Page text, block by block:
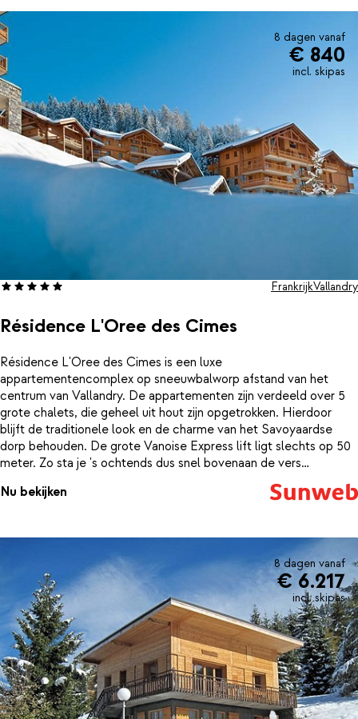
8 dagen vanaf
€ 840
incl. skipas
Résidence L'Oree des Cimes
FrankrijkVallandry
Résidence L'Oree des Cimes is een luxe
appartementencomplex op sneeuwbalworp afstand van het
centrum van Vallandry. De appartementen zijn verdeeld over 5
grote chalets, die geheel uit hout zijn opgetrokken. Hierdoor
blijft de traditionele look en de charme van het Savoyaardse
dorp behouden. De grote Vanoise Express lift ligt slechts op 50
meter. Zo sta je 's ochtends dus snel bovenaan de vers
geprepareerde pistes. De appartementen zijn ruim, zeer
smaakvol ingericht en voorzien van alle comfort. In de open
avond door in de sauna, jacuzzi, hamam of zwembad. Zo sluit je je
dag weer helemaal relaxed af.De résidence biedt hiernaast nog
vele andere faciliteiten, zoals een brood bestelservice,
skilockers, fitnessruimte, gratis wifi en een biljardtafel. Dit wordt
een onvergetelijke vakantie!
Nu bekijken
8 dagen vanaf
€ 6.217
incl. skipas